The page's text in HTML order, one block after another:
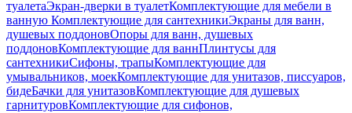
туалетаЭкран-дверки в туалетКомплектующие для мебели в
ванную Комплектующие для сантехникиЭкраны для ванн,
душевых поддоновОпоры для ванн, душевых
поддоновКомплектующие для ваннПлинтусы для
сантехникиСифоны, трапыКомплектующие для
умывальников, моекКомплектующие для унитазов, писсуаров,
бидеБачки для унитазовКомплектующие для душевых
гарнитуровКомплектующие для сифонов,